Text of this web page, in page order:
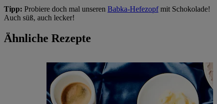
Tipp: Probiere doch mal unseren Babka-Hefezopfmit Schokolade!
Auch süß, auch lecker!
Ähnliche Rezepte